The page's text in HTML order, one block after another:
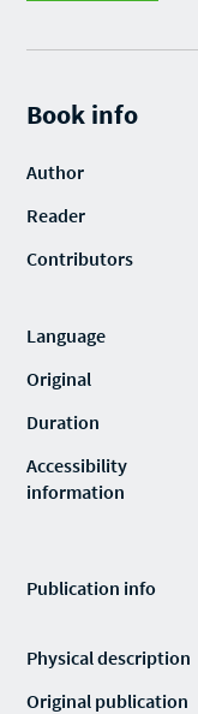
Book info
Author
Reader
Contributors
Language
Original
Duration
Accessibility
information
Publication info
Physical description
Original publication